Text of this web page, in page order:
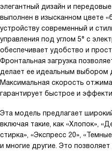
элегантный дизайн и
выполнен в изысканном цвете
устройству современный и
управления под углом 5° с
обеспечивает удобство и
Фронтальная загрузка
делает ее идеальным выбором
Максимальная скорость
гарантирует быстрое и
Эта модель предлагает
включая такие, как «Хлопок»,
стирка», «Экспресс 20»,
и многие другие. Это